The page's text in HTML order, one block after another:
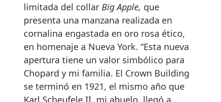
limitada del collar Big Apple, que
presenta una manzana realizada en
cornalina engastada en oro rosa ético,
en homenaje a Nueva York. “Esta nueva
apertura tiene un valor simbólico para
Chopard y mi familia. El Crown Building
se terminó en 1921, el mismo año que
Karl Scheufele II, mi abuelo, llegó a